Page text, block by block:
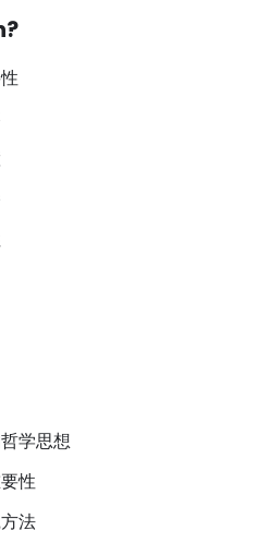
学思想
性
法